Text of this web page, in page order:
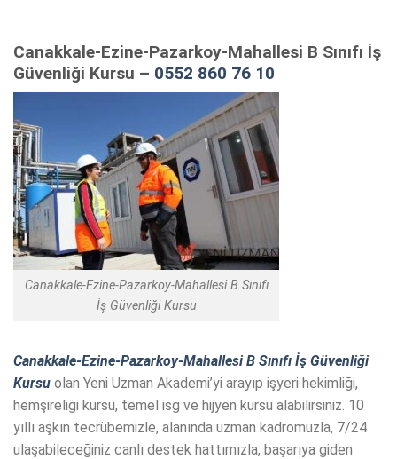
Canakkale-Ezine-Pazarkoy-Mahallesi B Sınıfı İş
Güvenliği Kursu – 0552 860 76 10
Canakkale-Ezine-Pazarkoy-Mahallesi B Sınıfı
İş Güvenliği Kursu
Canakkale-Ezine-Pazarkoy-Mahallesi B Sınıfı İş Güvenliği
Kursu olan Yeni Uzman Akademi’yi arayıp işyeri hekimliği,
hemşireliği kursu, temel isg ve hijyen kursu alabilirsiniz. 10
yıllı aşkın tecrübemizle, alanında uzman kadromuzla, 7/24
ulaşabileceğiniz canlı destek hattımızla, başarıya giden